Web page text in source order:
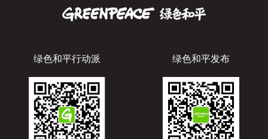
绿色和平行动派 绿色和平发布